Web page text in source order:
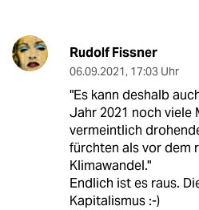
Rudolf Fissner
06.09.2021, 17:03 Uhr
"Es kann deshalb
Jahr 2021 noch viele
vermeintlich
fürchten als vor dem
Klimawandel."
Endlich ist es raus.
Kapitalismus :-)